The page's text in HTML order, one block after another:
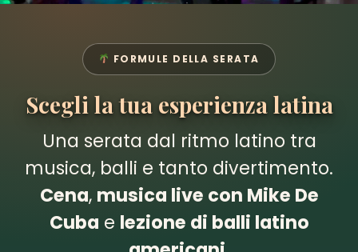
FORMULE DELLA SERATA
Scegli la tua esperienza latina
Una serata dal ritmo latino tra
musica, balli e tanto divertimento.
Cena, musica live con Mike De
Cuba e lezione di balli latino